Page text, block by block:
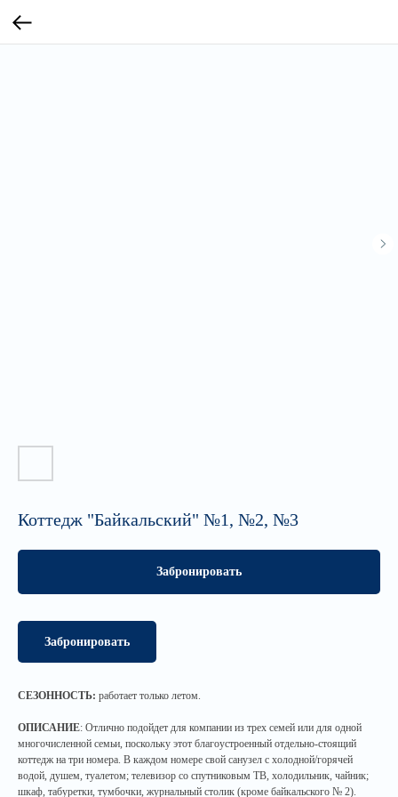
Коттедж "Байкальский" №1, №2, №3
Забронировать
Забронировать
СЕЗОННОСТЬ: работает только летом.
ОПИСАНИЕ: Отлично подойдет для компании из трех семей или для одной
многочисленной семьи, поскольку этот благоустроенный отдельно-стоящий
коттедж на три номера. В каждом номере свой санузел с холодной/горячей
водой, душем, туалетом; телевизор со спутниковым ТВ, холодильник, чайник;
шкаф, табуретки, тумбочки, журнальный столик (кроме байкальского № 2).